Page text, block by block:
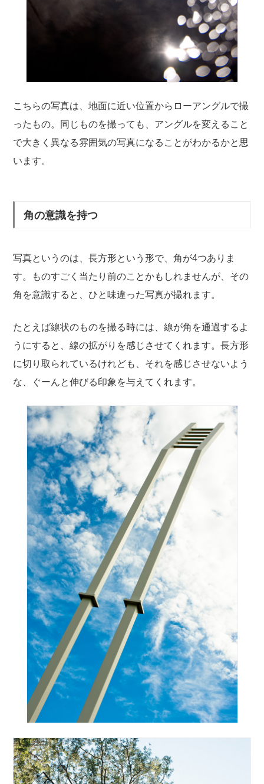
こちらの写真は、地面に近い位置からローアングルで撮
ったもの。同じものを撮っても、アングルを変えること
で大きく異なる雰囲気の写真になることがわかるかと思
います。
角の意識を持つ
写真というのは、長方形という形で、角が4つありま
す。ものすごく当たり前のことかもしれませんが、その
角を意識すると、ひと味違った写真が撮れます。
たとえば線状のものを撮る時には、線が角を通過するよ
うにすると、線の拡がりを感じさせてくれます。長方形
に切り取られているけれども、それを感じさせないよう
な、ぐーんと伸びる印象を与えてくれます。